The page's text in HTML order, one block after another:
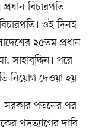
বিচারপতি
ওই দিনই
২৫তম প্রধান
সাহাবুদ্দিন। পরে
নিয়োগ দেওয়া হয়।
সরকার পতনের পর
পদত্যাগের দাবি